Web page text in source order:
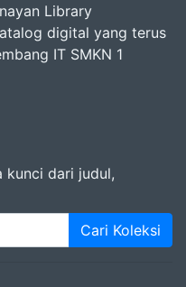
Library
digital yang terus
IT SMKN 1
kunci dari judul,
Cari Koleksi